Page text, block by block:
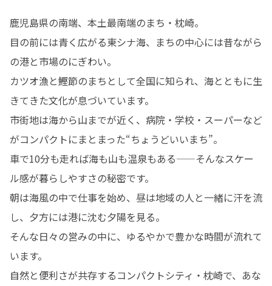
鹿児島県の南端、本土最南端のまち・枕崎。
目の前には青く広がる東シナ海、まちの中心には昔ながら
の港と市場のにぎわい。
カツオ漁と鰹節のまちとして全国に知られ、海とともに生
きてきた文化が息づいています。
市街地は海から山までが近く、病院・学校・スーパーなど
がコンパクトにまとまった“ちょうどいいまち”。
車で10分も走れば海も山も温泉もある——そんなスケー
ル感が暮らしやすさの秘密です。
朝は海風の中で仕事を始め、昼は地域の人と一緒に汗を流
し、夕方には港に沈む夕陽を見る。
そんな日々の営みの中に、ゆるやかで豊かな時間が流れて
います。
自然と便利さが共存するコンパクトシティ・枕崎で、あな